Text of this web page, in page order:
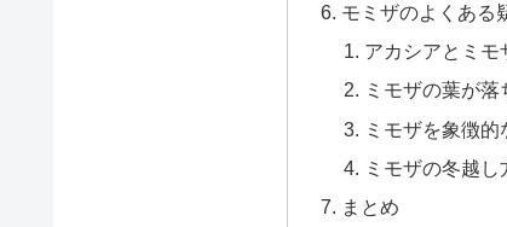
モミザのよくある
アカシアとミモ
ミモザの葉が
ミモザを象徴
ミモザの冬越し
まとめ